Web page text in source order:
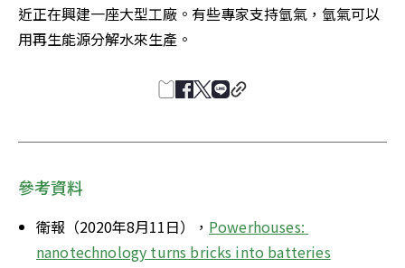
近正在興建一座大型工廠。有些專家支持氫氣，氫氣可以
用再生能源分解水來生產。
參考資料
衛報（2020年8月11日）， Powerhouses:
nanotechnology turns bricks into batteries